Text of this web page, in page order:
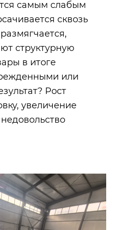
самым слабым
сквозь
структурную
в итоге
или
Рост
увеличение